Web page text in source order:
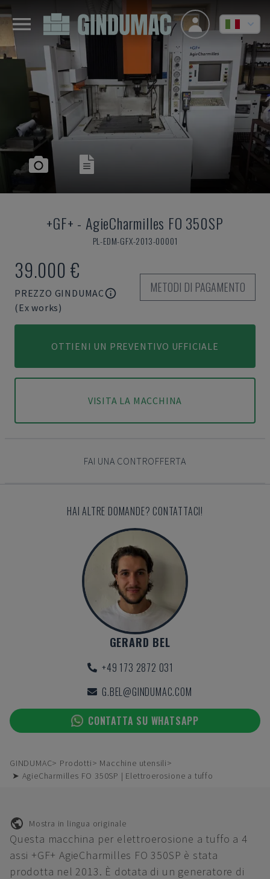
+GF+ - AgieCharmilles FO 350SP
PL-EDM-GFX-2013-00001
39.000 €
PREZZO GINDUMAC
(Ex works)
METODI DI PAGAMENTO
OTTIENI UN PREVENTIVO UFFICIALE
VISITA LA MACCHINA
FAI UNA CONTROFFERTA
HAI ALTRE DOMANDE? CONTATTACI!
GERARD BEL
+49 173 2872 031
G.BEL@GINDUMAC.COM
CONTATTA SU WHATSAPP
GINDUMAC Prodotti
Macchine utensili
➤ AgieCharmilles FO 350SP | Elettroerosione a tuffo
Mostra in lingua originale
Questa macchina per elettroerosione a tuffo a 4
assi +GF+ AgieCharmilles FO 350SP è stata
prodotta nel 2013. È dotata di un generatore di